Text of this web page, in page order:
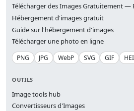
Télécharger des Images Gratuitement —
Hébergement d'images gratuit
Guide sur l'hébergement d'images
Télécharger une photo en ligne
PNG JPG WebP SVG GIF
OUTILS
Image tools hub
Convertisseurs d'Images